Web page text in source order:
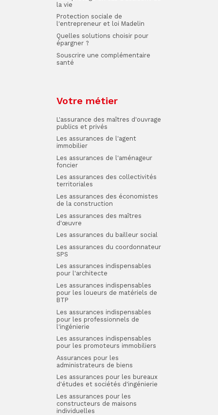
la vie
Protection sociale de
l'entrepreneur et loi Madelin
Quelles solutions choisir pour
épargner ?
Souscrire une complémentaire
santé
Votre métier
L'assurance des maîtres d'ouvrage
publics et privés
Les assurances de l'agent
immobilier
Les assurances de l'aménageur
foncier
Les assurances des collectivités
territoriales
Les assurances des économistes
de la construction
Les assurances des maîtres
d'œuvre
Les assurances du bailleur social
Les assurances du coordonnateur
SPS
Les assurances indispensables
pour l'architecte
Les assurances indispensables
pour les loueurs de matériels de
BTP
Les assurances indispensables
pour les professionnels de
l'ingénierie
Les assurances indispensables
pour les promoteurs immobiliers
Assurances pour les
administrateurs de biens
Les assurances pour les bureaux
d'études et sociétés d'ingénierie
Les assurances pour les
constructeurs de maisons
individuelles